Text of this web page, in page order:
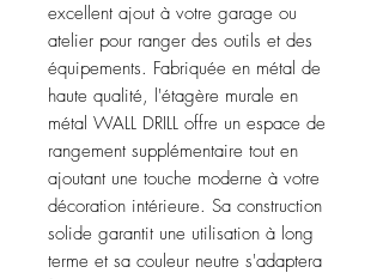
excellent ajout à votre garage ou
atelier pour ranger des outils et des
équipements. Fabriquée en métal de
haute qualité, l'étagère murale en
métal WALL DRILL offre un espace de
rangement supplémentaire tout en
ajoutant une touche moderne à votre
décoration intérieure. Sa construction
solide garantit une utilisation à long
terme et sa couleur neutre s'adaptera